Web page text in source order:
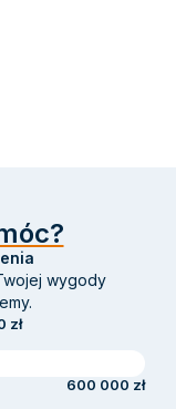
wygody
zł
600 000 zł